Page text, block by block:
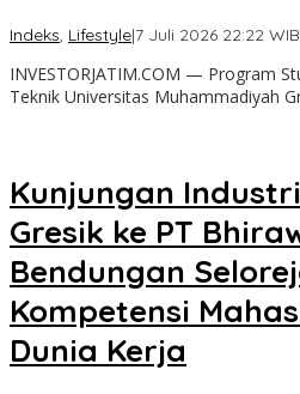
Indeks, Lifestyle|7 Juli 2026 22:22 WIB
INVESTORJATIM.COM — Program
Teknik Universitas Muhammadiyah
Kunjungan
Gresik ke PT
Bendungan
Kompetensi
Dunia Kerja